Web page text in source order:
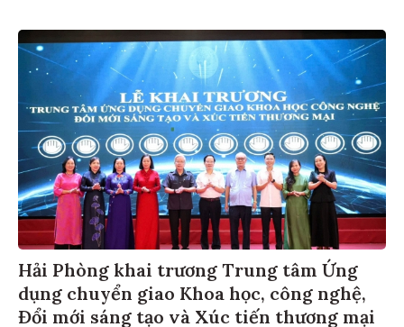
Hải Phòng khai trương Trung tâm Ứng
dụng chuyển giao Khoa học, công nghệ,
Đổi mới sáng tạo và Xúc tiến thương mại